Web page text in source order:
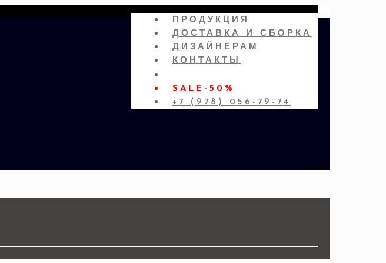
ПРОДУКЦИЯ
ДОСТАВКА И СБОРКА
ДИЗАЙНЕРАМ
КОНТАКТЫ
SALE-50%
+7 (978) 056-79-74